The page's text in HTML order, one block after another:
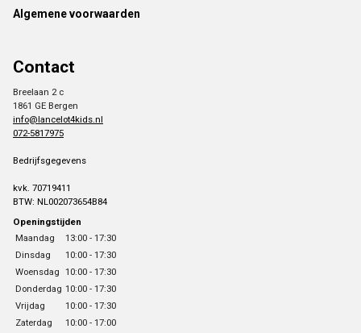
Algemene voorwaarden
Contact
Breelaan 2 c
1861 GE Bergen
info@lancelot4kids.nl
072-5817975
Bedrijfsgegevens
kvk. 70719411
BTW: NL002073654B84
Openingstijden
Maandag
13:00 - 17:30
Dinsdag
10:00 - 17:30
Woensdag 10:00 - 17:30
Donderdag 10:00 - 17:30
Vrijdag
10:00 - 17:30
Zaterdag
10:00 - 17:00